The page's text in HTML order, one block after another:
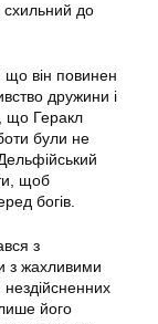
схильний до
він повинен
дружини і
що Геракл
були не
щоб
богів.
з
з жахливими
його